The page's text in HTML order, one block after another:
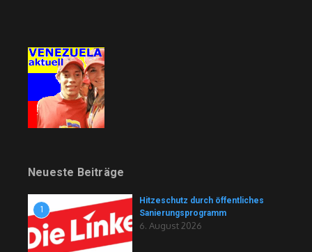
Neueste Beiträge
1
Hitzeschutz durch öffentliches
Sanierungsprogramm
6. August 2026